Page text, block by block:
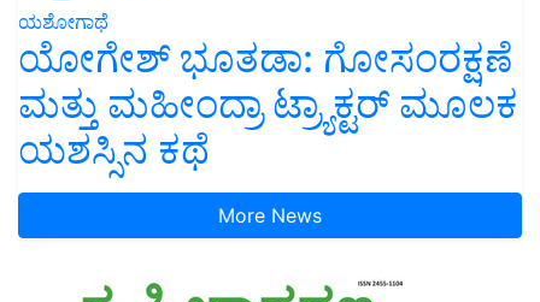
ಯಶೋಗಾಥೆ
ಯೋಗೇಶ್ ಭೂತಡಾ: ಗೋಸಂರಕ್ಷಣೆ
ಮತ್ತು ಮಹೀಂದ್ರಾ ಟ್ರ್ಯಾಕ್ಟರ್ ಮೂಲಕ
ಯಶಸ್ಸಿನ ಕಥೆ
More News